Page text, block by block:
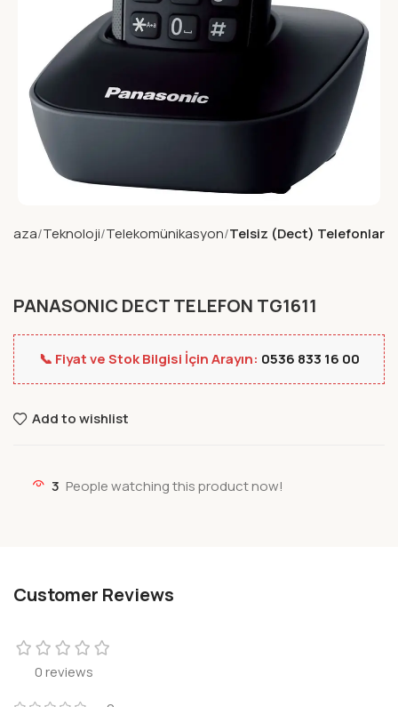
Teknoloji Telekomünikasyon Telsiz (Dect) Telefonlar
PANASONIC DECT TELEFON TG1611
📞 Fiyat ve Stok Bilgisi İçin Arayın: 0536 833 16 00
Add to wishlist
3 People watching this product now!
Customer Reviews
0 reviews